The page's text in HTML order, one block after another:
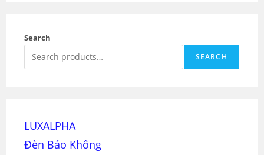
Search
SEARCH
LUXALPHA
Đèn Báo Không